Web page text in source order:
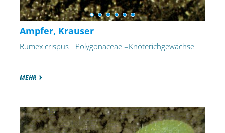
Ampfer, Krauser
Rumex crispus - Polygonaceae =Knöterichgewächse
MEHR